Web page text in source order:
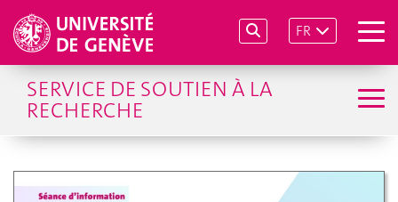
FR
SERVICE DE SOUTIEN À LA
RECHERCHE